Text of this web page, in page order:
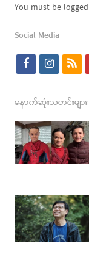
You must be
Social Media
f
c
e
b
o
k
i
s
t
a
g
a
m
r
s
နောက်ဆုံးသတင်းများ